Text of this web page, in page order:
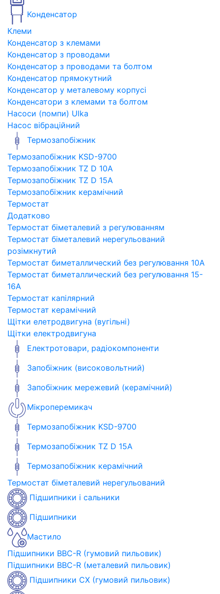
Конденсатор
Клеми
Конденсатор з клемами
Конденсатор з проводами
Конденсатор з проводами та болтом
Конденсатор прямокутний
Конденсатор у металевому корпусі
Конденсатори з клемами та болтом
Насоси (помпи) Ulka
Насос вібраційний
Термозапобіжник
Термозапобіжник KSD-9700
Термозапобіжник TZ D 10A
Термозапобіжник TZ D 15A
Термозапобіжник керамічний
Термостат
Додатково
Термостат біметалевий з регулюванням
Термостат біметалевий нерегульований
розімкнутий
Термостат биметаллический без регулювання 10A
Термостат биметаллический без регулювання 15-
16A
Термостат капілярний
Термостат керамічний
Щітки елетродвигуна (вугільні)
Щітки електродвигуна
Електротовари, радіокомпоненти
Запобіжник (високовольтний)
Запобіжник мережевий (керамічний)
Мікроперемикач
Термозапобіжник KSD-9700
Термозапобіжник TZ D 15A
Термозапобіжник керамічний
Термостат біметалевий нерегульований
Підшипники і сальники
Підшипники
Мастило
Підшипники BBC-R (гумовий пильовик)
Підшипники BBC-R (металевий пильовик)
Підшипники CX (гумовий пильовик)